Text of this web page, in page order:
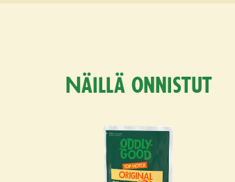
Näillä onnistut